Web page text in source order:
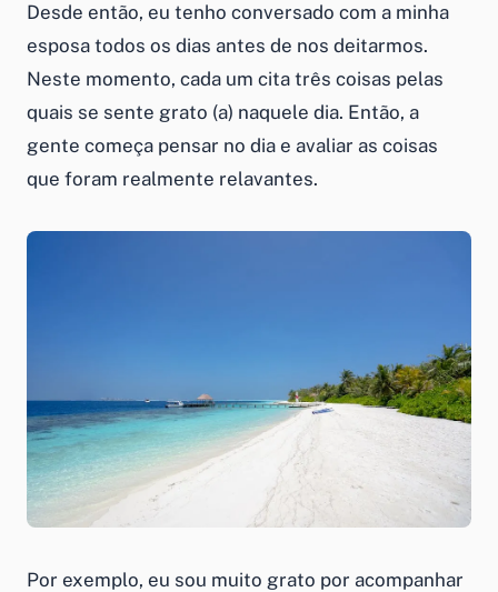
Desde então, eu tenho conversado com a minha
esposa todos os dias antes de nos deitarmos.
Neste momento, cada um cita três coisas pelas
quais se sente grato (a) naquele dia. Então, a
gente começa pensar no dia e avaliar as coisas
que foram realmente relavantes.
Por exemplo, eu sou muito grato por acompanhar